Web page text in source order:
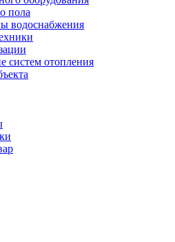
пола
водоснабжения
систем отопления